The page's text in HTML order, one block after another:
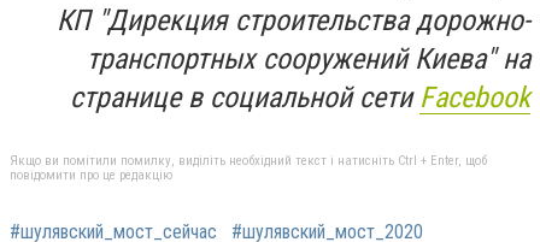
КП "Дирекция строительства дорожно-
транспортных сооружений Киева" на
странице в социальной сети Facebook
Якщо ви помітили помилку, виділіть необхідний текст і натисніть Ctrl + Enter, щоб
повідомити про це редакцію
#шулявский_мост_сейчас
#шулявский_мост_2020